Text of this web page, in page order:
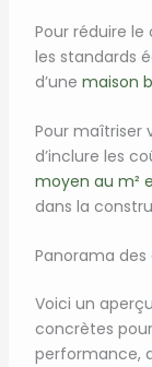
Pour réduire
les standards
d’une maison
Pour maîtriser
d’inclure les
moyen au m²
dans la
Panorama des
Voici un
concrètes
performance,